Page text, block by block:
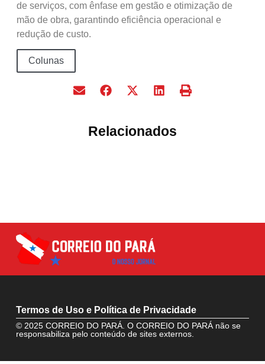
de serviços, com ênfase em gestão e otimização de
mão de obra, garantindo eficiência operacional e
redução de custo.
Colunas
Relacionados
Termos de Uso e Política de Privacidade
© 2025 CORREIO DO PARÁ. O CORREIO DO PARÁ não se
responsabiliza pelo conteúdo de sites externos.